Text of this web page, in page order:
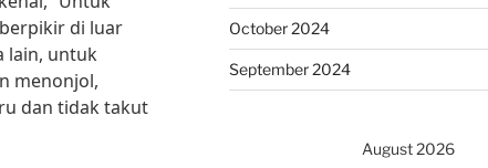
di luar
lain, untuk
menonjol,
dan tidak takut
October 2024
September 2024
August 2026